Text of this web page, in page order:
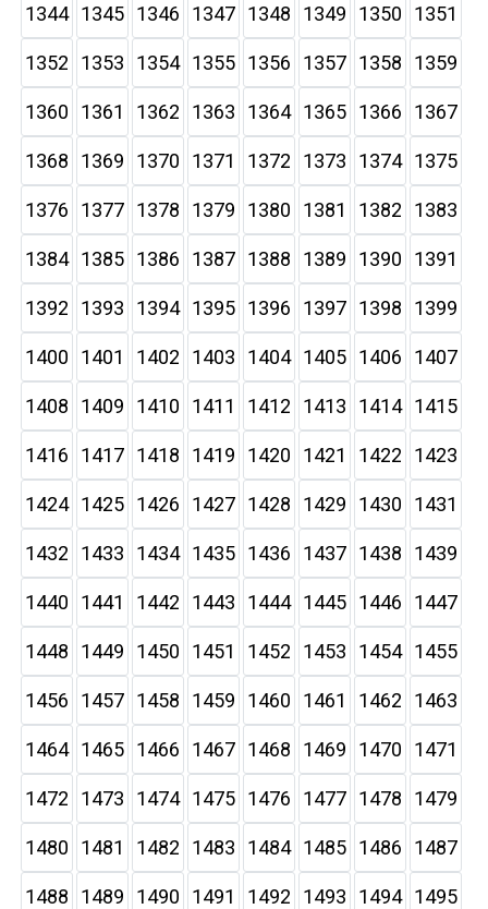
1344 1345 1346 1347 1348 1349 1350 1351
1352 1353 1354 1355 1356 1357 1358 1359
1360 1361 1362 1363 1364 1365 1366 1367
1368 1369 1370 1371 1372 1373 1374 1375
1376 1377 1378 1379 1380 1381 1382 1383
1384 1385 1386 1387 1388 1389 1390 1391
1392 1393 1394 1395 1396 1397 1398 1399
1400 1401 1402 1403 1404 1405 1406 1407
1408 1409 1410 1411 1412 1413 1414 1415
1416 1417 1418 1419 1420 1421 1422 1423
1424 1425 1426 1427 1428 1429 1430 1431
1432 1433 1434 1435 1436 1437 1438 1439
1440 1441 1442 1443 1444 1445 1446 1447
1448 1449 1450 1451 1452 1453 1454 1455
1456 1457 1458 1459 1460 1461 1462 1463
1464 1465 1466 1467 1468 1469 1470 1471
1472 1473 1474 1475 1476 1477 1478 1479
1480 1481 1482 1483 1484 1485 1486 1487
1488 1489 1490 1491 1492 1493 1494 1495